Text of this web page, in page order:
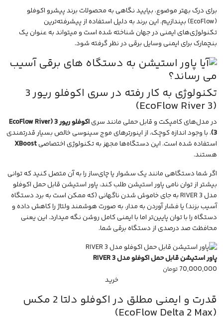
برای درک بهتر موضوع، بیایید نگاهی به محصولات برند پیشرواکوفلو
(EcoFlow) بیندازیم. این برند به دلیل استفاده از پیشرفته‌ترین
تکنولوژی‌های ایمنی در جهان شناخته شده است و میتواند به عنوان یک
بنچمارک برای ایمنی وسایل برقی در نظر گرفته شود.
تکنولوژی به کار رفته در سری اکوفلو ریور 3
(EcoFlow River 3)
در مدل‌های کامپکت و قابل حملی مانند سری
اکوفلو ریور 3 (EcoFlow River
3) ، با وجود اندازه کوچک، از اینورترهای موج سینوسی خالص بسیار قدرتمندی
استفاده شده است. این دستگاه‌ها مجهز بهتکنولوژیاختصاصیXBoost
هستند.
اگر شما دستگاهی مانند یک سشوار یا چای‌ساز را به آن متصل کنید که توانی
بیشتر از توان نامی پاور استیشن طلب کند،پاور استیشن قابل حمل اکوفلو
مدل RIVER 3
به جای خاموش شدن ناگهانی (که ممکن است به برد دستگاه
آسیب بزند) یا فشار آوردن به مدار، به صورت هوشمند ولتاژ را کاهش داده و
دستگاه را با توان پایین‌تر اما با ایمنی کامل روشن نگه میدارد. این یعنی
محافظت صد درصدی از دستگاه برقی شما.
پاور استیشن قابل حمل اکوفلو مدل RIVER 3
70,000,000 تومان
خرید
قدرت و ایمنی مطلق در اکوفلو دلتا 2 مکس
(EcoFlow Delta 2 Max)